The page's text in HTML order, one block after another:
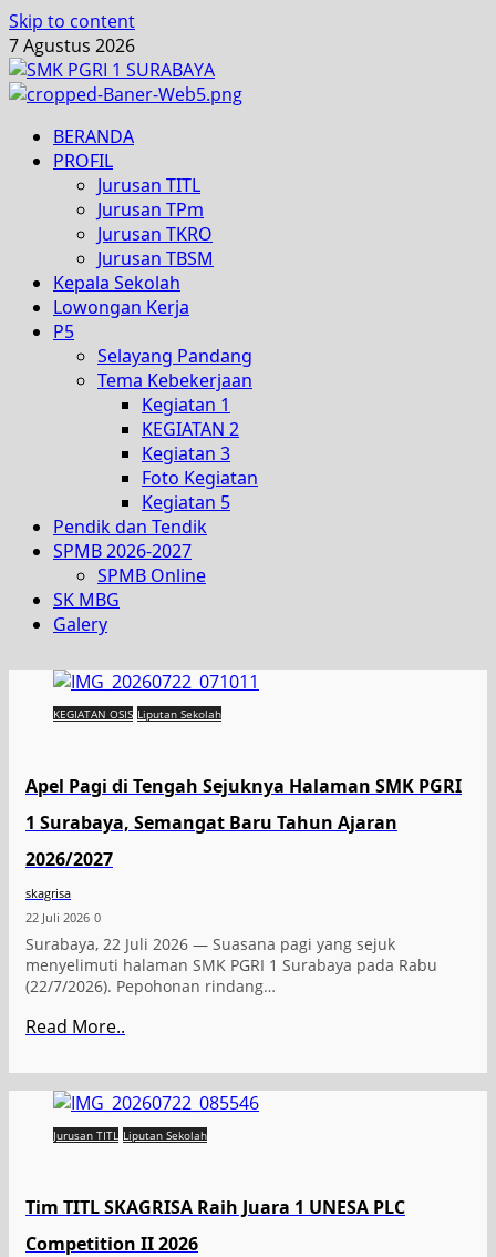
Skip to content
7 Agustus 2026
BERANDA
PROFIL
Jurusan TITL
Jurusan TPm
Jurusan TKRO
Jurusan TBSM
Kepala Sekolah
Lowongan Kerja
P5
Selayang Pandang
Tema Kebekerjaan
Kegiatan 1
KEGIATAN 2
Kegiatan 3
Foto Kegiatan
Kegiatan 5
Pendik dan Tendik
SPMB 2026-2027
SPMB Online
SK MBG
Galery
KEGIATAN OSIS Liputan Sekolah
Apel Pagi di Tengah Sejuknya Halaman SMK PGRI
1 Surabaya, Semangat Baru Tahun Ajaran
2026/2027
skagrisa
22 Juli 2026 0
Surabaya, 22 Juli 2026 — Suasana pagi yang sejuk
menyelimuti halaman SMK PGRI 1 Surabaya pada Rabu
(22/7/2026). Pepohonan rindang…
Read More..
Jurusan TITL Liputan Sekolah
Tim TITL SKAGRISA Raih Juara 1 UNESA PLC
Competition II 2026